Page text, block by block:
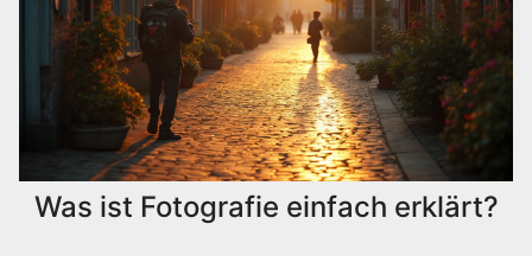
Was ist Fotografie einfach erklärt?